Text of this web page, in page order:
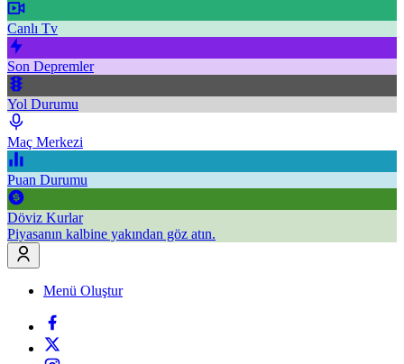
Canlı Tv
Son Depremler
Yol Durumu
Maç Merkezi
Puan Durumu
Döviz Kurlar
Piyasanın kalbine yakından göz atın.
Menü Oluştur